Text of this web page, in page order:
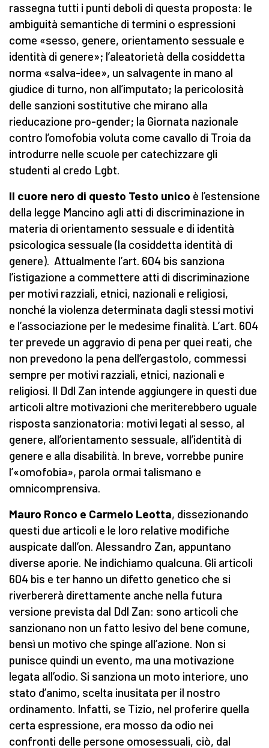
rassegna tutti i punti deboli di questa proposta: le
ambiguità semantiche di termini o espressioni
come «sesso, genere, orientamento sessuale e
identità di genere»; l’aleatorietà della cosiddetta
norma «salva-idee», un salvagente in mano al
giudice di turno, non all’imputato; la pericolosità
delle sanzioni sostitutive che mirano alla
rieducazione pro-gender; la Giornata nazionale
contro l’omofobia voluta come cavallo di Troia da
introdurre nelle scuole per catechizzare gli
studenti al credo Lgbt.
Il cuore nero di questo Testo unico è l’estensione
della legge Mancino agli atti di discriminazione in
materia di orientamento sessuale e di identità
psicologica sessuale (la cosiddetta identità di
genere). Attualmente l’art. 604 bis sanziona
l’istigazione a commettere atti di discriminazione
per motivi razziali, etnici, nazionali e religiosi,
nonché la violenza determinata dagli stessi motivi
e l’associazione per le medesime finalità. L’art. 604
ter prevede un aggravio di pena per quei reati, che
non prevedono la pena dell’ergastolo, commessi
sempre per motivi razziali, etnici, nazionali e
religiosi. Il Ddl Zan intende aggiungere in questi due
articoli altre motivazioni che meriterebbero uguale
risposta sanzionatoria: motivi legati al sesso, al
genere, all’orientamento sessuale, all’identità di
genere e alla disabilità. In breve, vorrebbe punire
l’«omofobia», parola ormai talismano e
omnicomprensiva.
Mauro Ronco e Carmelo Leotta, dissezionando
questi due articoli e le loro relative modifiche
auspicate dall’on. Alessandro Zan, appuntano
diverse aporie. Ne indichiamo qualcuna. Gli articoli
604 bis e ter hanno un difetto genetico che si
riverbererà direttamente anche nella futura
versione prevista dal Ddl Zan: sono articoli che
sanzionano non un fatto lesivo del bene comune,
bensì un motivo che spinge all’azione. Non si
punisce quindi un evento, ma una motivazione
legata all’odio. Si sanziona un moto interiore, uno
stato d’animo, scelta inusitata per il nostro
ordinamento. Infatti, se Tizio, nel proferire quella
certa espressione, era mosso da odio nei
confronti delle persone omosessuali, ciò, dal